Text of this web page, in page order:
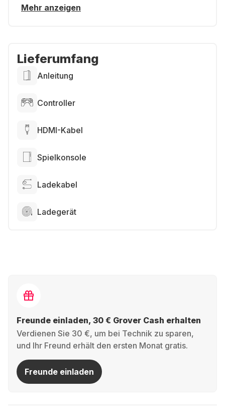
Mehr anzeigen
Lieferumfang
Anleitung
Controller
HDMI-Kabel
Spielkonsole
Ladekabel
Ladegerät
Freunde einladen, 30 € Grover Cash erhalten
Verdienen Sie 30 €, um bei Technik zu sparen,
und Ihr Freund erhält den ersten Monat gratis.
Freunde einladen